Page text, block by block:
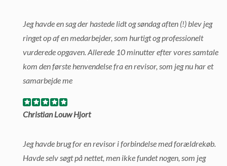
Jeg havde en sag der hastede lidt og søndag aften (!) blev jeg
ringet op af en medarbejder, som hurtigt og professionelt
vurderede opgaven. Allerede 10 minutter efter vores samtale
kom den første henvendelse fra en revisor, som jeg nu har et
samarbejde me
Christian Louw Hjort
Jeg havde brug for en revisor i forbindelse med forældrekøb.
Havde selv søgt på nettet, men ikke fundet nogen, som jeg